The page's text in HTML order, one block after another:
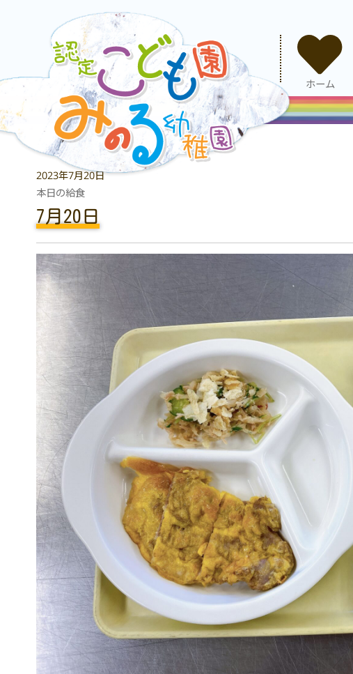
ホーム
2023年7月20日
本日の給食
7月20日